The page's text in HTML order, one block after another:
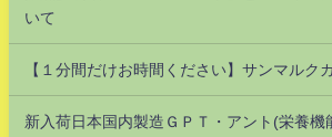
いて
【１分間だけお時間ください】サンマルク
新入荷日本国内製造ＧＰＴ・アント(栄養機